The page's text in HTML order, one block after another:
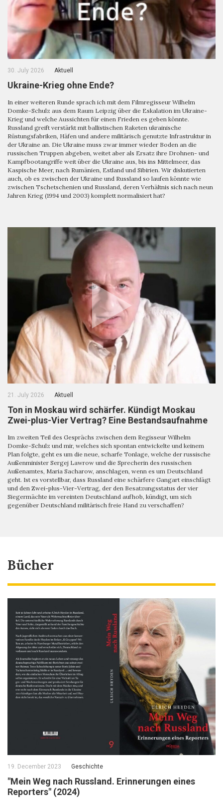
30. July 2026 Aktuell
Ukraine-Krieg ohne Ende?
In einer weiteren Runde sprach ich mit dem Filmregisseur Wilhelm
Domke-Schulz aus dem Raum Leipzig über die Eskalation im Ukraine-
Krieg und welche Aussichten für einen Frieden es geben könnte.
Russland greift verstärkt mit ballistischen Raketen ukrainische
Rüstungsfabriken, Häfen und andere militärisch genutzte Infrastruktur in
der Ukraine an. Die Ukraine muss zwar immer wieder Boden an die
russischen Truppen abgeben, weitet aber als Ersatz ihre Drohnen- und
Kampfbootangriffe weit über die Ukraine aus, bis ins Mittelmeer, das
Kaspische Meer, nach Rumänien, Estland und Sibirien. Wir diskutierten
auch, ob es zwischen der Ukraine und Russland so laufen könnte wie
zwischen Tschetschenien und Russland, deren Verhältnis sich nach neun
Jahren Krieg (1994 und 2003) komplett normalisiert hat?
21. July 2026 Aktuell
Ton in Moskau wird schärfer. Kündigt Moskau
Zwei-plus-Vier Vertrag? Eine Bestandsaufnahme
Im zweiten Teil des Gesprächs zwischen dem Regisseur Wilhelm
Domke-Schulz und mir, welches sich spontan entwickelte und keinem
Plan folgte, geht es um die neue, scharfe Tonlage, welche der russische
Außenminister Sergej Lawrow und die Sprecherin des russischen
Außenamtes, Maria Sacharow, anschlagen, wenn es um Deutschland
geht. Ist es vorstellbar, dass Russland eine schärfere Gangart einschlägt
und den Zwei-plus-Vier-Vertrag, der den Besatzungsstatus der vier
Siegermächte im vereinten Deutschland aufhob, kündigt, um sich
gegenüber Deutschland militärisch freie Hand zu verschaffen?
Bücher
19. December 2023 Geschichte
"Mein Weg nach Russland. Erinnerungen eines
Reporters" (2024)